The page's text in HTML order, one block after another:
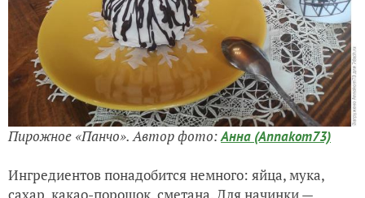
Пирожное «Панчо». Автор фото:Анна (Annakom73)
Ингредиентов понадобится немного: яйца, мука,